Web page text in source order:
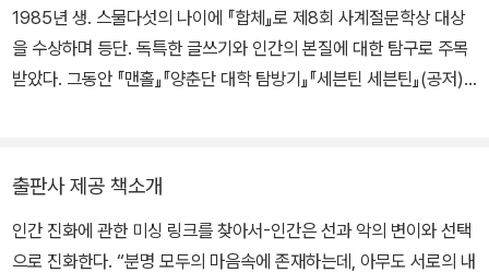
˝
1985년 생. 스물다섯의 나이에 『합체』로 제8회 사계절문학상 대상
을 수상하며 등단. 독특한 글쓰기와 인간의 본질에 대한 탐구로 주목
받았다. 그동안 『맨홀』『양춘단 대학 탐방기』『세븐틴 세븐틴』(공저)
출판사 제공 책소개
인간 진화에 관한 미싱 링크를 찾아서-인간은 선과 악의 변이와 선택
으로 진화한다. “분명 모두의 마음속에 존재하는데, 아무도 서로의 내